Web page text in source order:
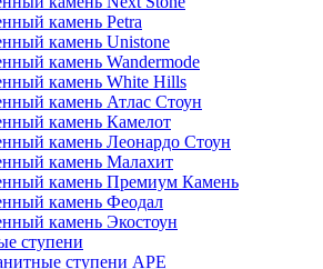
камень Petra
камень Unistone
камень Wandermode
камень White Hills
камень Атлас Стоун
камень Камелот
камень Леонардо Стоун
камень Малахит
камень Премиум Камень
камень Феодал
камень Экостоун
ступени
ступени APE